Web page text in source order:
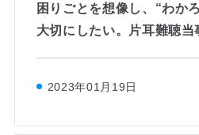
困りごとを想像し、“わか
大切にしたい。片耳難聴
2023年01月19日